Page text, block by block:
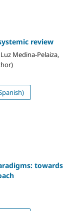
review
Medina-Pelaiza,
towards